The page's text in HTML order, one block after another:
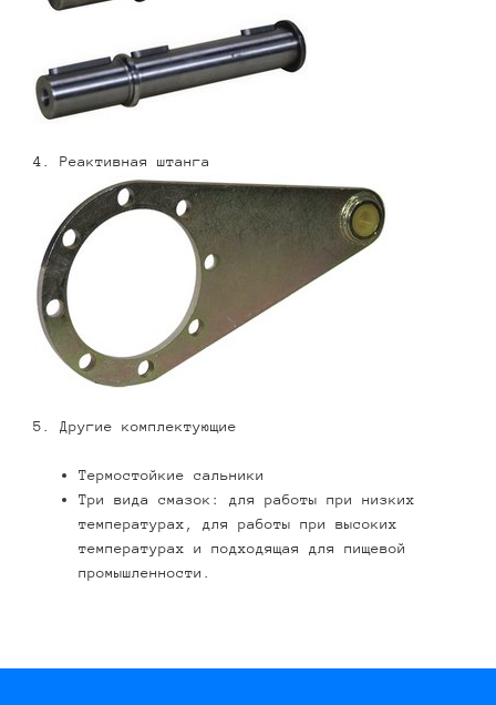
4. Реактивная штанга
5. Другие комплектующие
Термостойкие сальники
Три вида смазок: для работы при низких
температурах, для работы при высоких
температурах и подходящая для пищевой
промышленности.